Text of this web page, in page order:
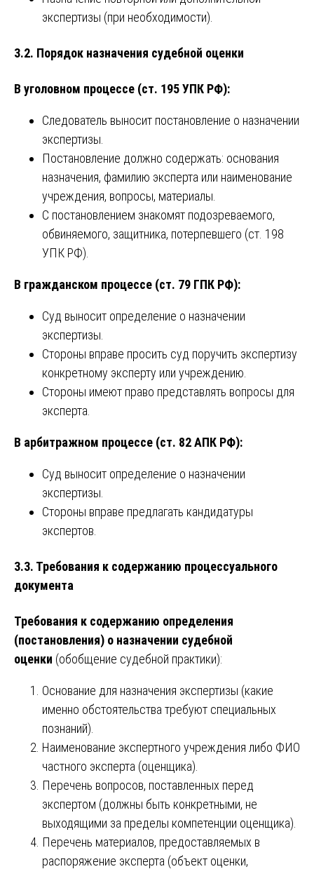
экспертизы (при необходимости).
3.2. Порядок назначения судебной оценки
В уголовном процессе (ст. 195 УПК РФ):
Следователь выносит постановление о назначении
экспертизы.
Постановление должно содержать: основания
назначения, фамилию эксперта или наименование
учреждения, вопросы, материалы.
С постановлением знакомят подозреваемого,
обвиняемого, защитника, потерпевшего (ст. 198
УПК РФ).
В гражданском процессе (ст. 79 ГПК РФ):
Суд выносит определение о назначении
экспертизы.
Стороны вправе просить суд поручить экспертизу
конкретному эксперту или учреждению.
Стороны имеют право представлять вопросы для
эксперта.
В арбитражном процессе (ст. 82 АПК РФ):
Суд выносит определение о назначении
экспертизы.
Стороны вправе предлагать кандидатуры
экспертов.
3.3. Требования к содержанию процессуального
документа
Требования к содержанию определения
(постановления) о назначении судебной
оценки (обобщение судебной практики):
Основание для назначения экспертизы (какие
именно обстоятельства требуют специальных
познаний).
Наименование экспертного учреждения либо ФИО
частного эксперта (оценщика).
Перечень вопросов, поставленных перед
экспертом (должны быть конкретными, не
выходящими за пределы компетенции оценщика).
Перечень материалов, предоставляемых в
распоряжение эксперта (объект оценки,